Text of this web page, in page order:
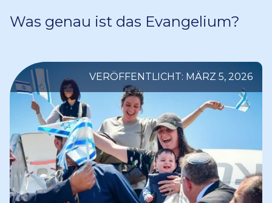
Was genau ist das Evangelium?
VERÖFFENTLICHT: MÄRZ 5, 2026